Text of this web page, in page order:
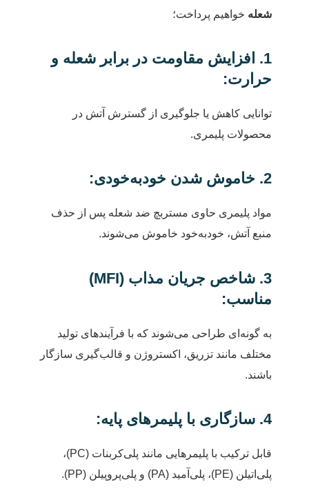
شعله خواهیم پرداخت؛
1. افزایش مقاومت در برابر شعله و
حرارت:
توانایی کاهش یا جلوگیری از گسترش آتش در
محصولات پلیمری.
2. خاموش شدن خودبه‌خودی:
مواد پلیمری حاوی مستربچ ضد شعله پس از حذف
منبع آتش، خودبه‌خود خاموش می‌شوند.
3. شاخص جریان مذاب (MFI)
مناسب:
به گونه‌ای طراحی می‌شوند که با فرآیندهای تولید
مختلف مانند تزریق، اکستروژن و قالب‌گیری سازگار
باشند.
4. سازگاری با پلیمرهای پایه:
قابل ترکیب با پلیمرهایی مانند پلی‌کربنات (PC)،
پلی‌اتیلن (PE)، پلی‌آمید (PA) و پلی‌پروپیلن (PP).